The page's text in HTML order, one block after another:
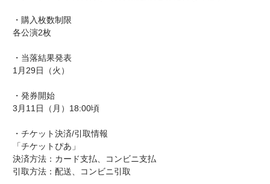
・購入枚数制限
各公演2枚
・当落結果発表
1月29日（火）
・発券開始
3月11日（月）18:00頃
・チケット決済/引取情報
「チケットぴあ」
決済方法：カード支払、コンビニ支払
引取方法：配送、コンビニ引取